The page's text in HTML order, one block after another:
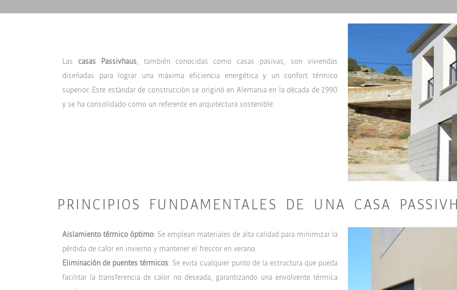
Las casas Passivhaus, también conocidas como casas pasivas, son viviendas
diseñadas para lograr una máxima eficiencia energética y un confort térmico
superior. Este estándar de construcción se originó en Alemania en la década de 1990
y se ha consolidado como un referente en arquitectura sostenible.
PRINCIPIOS FUNDAMENTALES DE UNA CASA
Aislamiento térmico óptimo: Se emplean materiales de alta calidad para minimizar la
pérdida de calor en invierno y mantener el frescor en verano.
Eliminación de puentes térmicos: Se evita cualquier punto de la estructura que pueda
facilitar la transferencia de calor no deseada, garantizando una envolvente térmica